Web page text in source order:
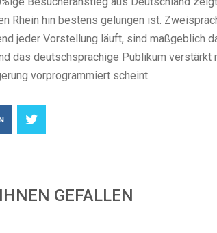
Rhein hin bestens gelungen ist.
jeder Vorstellung läuft, sind maßgeblich
das deutschsprachige Publikum verstärkt
vorprogrammiert scheint.
GEFALLEN